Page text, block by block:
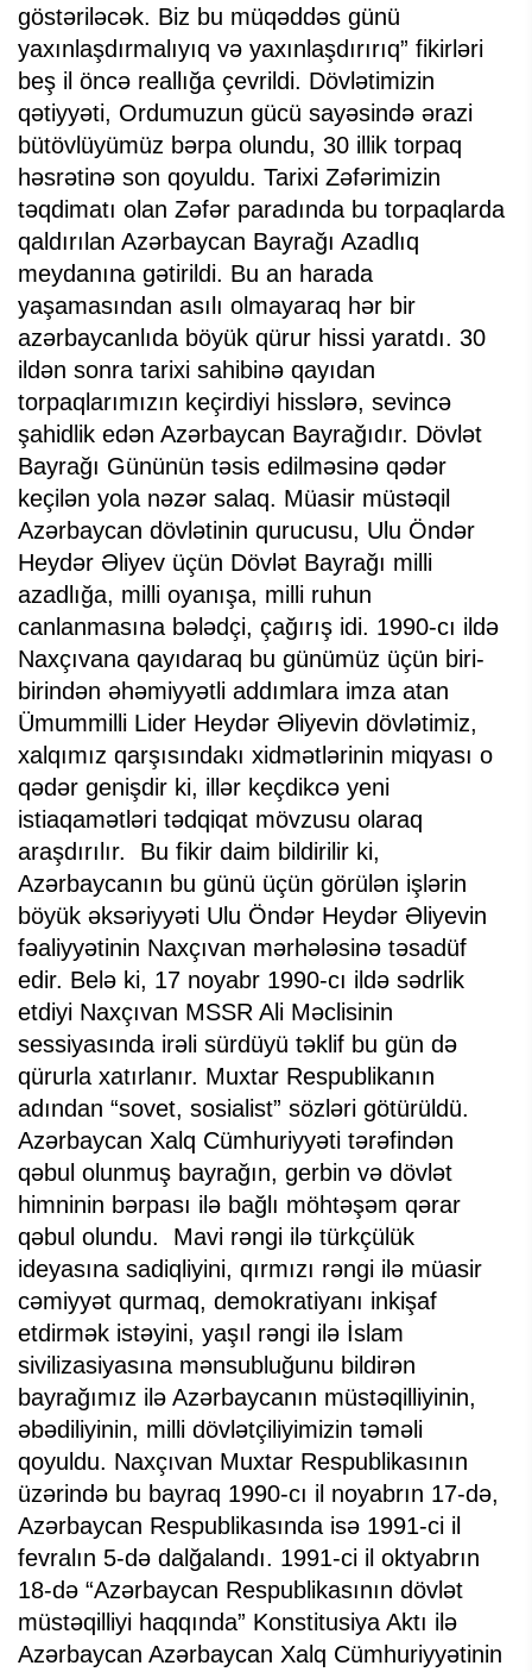
göstəriləcək. Biz bu müqəddəs günü
yaxınlaşdırmalıyıq və yaxınlaşdırırıq” fikirləri
beş il öncə reallığa çevrildi. Dövlətimizin
qətiyyəti, Ordumuzun gücü sayəsində ərazi
bütövlüyümüz bərpa olundu, 30 illik torpaq
həsrətinə son qoyuldu. Tarixi Zəfərimizin
təqdimatı olan Zəfər paradında bu torpaqlarda
qaldırılan Azərbaycan Bayrağı Azadlıq
meydanına gətirildi. Bu an harada
yaşamasından asılı olmayaraq hər bir
azərbaycanlıda böyük qürur hissi yaratdı. 30
ildən sonra tarixi sahibinə qayıdan
torpaqlarımızın keçirdiyi hisslərə, sevincə
şahidlik edən Azərbaycan Bayrağıdır. Dövlət
Bayrağı Gününün təsis edilməsinə qədər
keçilən yola nəzər salaq. Müasir müstəqil
Azərbaycan dövlətinin qurucusu, Ulu Öndər
Heydər Əliyev üçün Dövlət Bayrağı milli
azadlığa, milli oyanışa, milli ruhun
canlanmasına bələdçi, çağırış idi. 1990-cı ildə
Naxçıvana qayıdaraq bu günümüz üçün biri-
birindən əhəmiyyətli addımlara imza atan
Ümummilli Lider Heydər Əliyevin dövlətimiz,
xalqımız qarşısındakı xidmətlərinin miqyası o
qədər genişdir ki, illər keçdikcə yeni
istiaqamətləri tədqiqat mövzusu olaraq
araşdırılır. Bu fikir daim bildirilir ki,
Azərbaycanın bu günü üçün görülən işlərin
böyük əksəriyyəti Ulu Öndər Heydər Əliyevin
fəaliyyətinin Naxçıvan mərhələsinə təsadüf
edir. Belə ki, 17 noyabr 1990-cı ildə sədrlik
etdiyi Naxçıvan MSSR Ali Məclisinin
sessiyasında irəli sürdüyü təklif bu gün də
qürurla xatırlanır. Muxtar Respublikanın
adından “sovet, sosialist” sözləri götürüldü.
Azərbaycan Xalq Cümhuriyyəti tərəfindən
qəbul olunmuş bayrağın, gerbin və dövlət
himninin bərpası ilə bağlı möhtəşəm qərar
qəbul olundu. Mavi rəngi ilə türkçülük
ideyasına sadiqliyini, qırmızı rəngi ilə müasir
cəmiyyət qurmaq, demokratiyanı inkişaf
etdirmək istəyini, yaşıl rəngi ilə İslam
sivilizasiyasına mənsubluğunu bildirən
bayrağımız ilə Azərbaycanın müstəqilliyinin,
əbədiliyinin, milli dövlətçiliyimizin təməli
qoyuldu. Naxçıvan Muxtar Respublikasının
üzərində bu bayraq 1990-cı il noyabrın 17-də,
Azərbaycan Respublikasında isə 1991-ci il
fevralın 5-də dalğalandı. 1991-ci il oktyabrın
18-də “Azərbaycan Respublikasının dövlət
müstəqilliyi haqqında” Konstitusiya Aktı ilə
Azərbaycan Azərbaycan Xalq Cümhuriyyətinin